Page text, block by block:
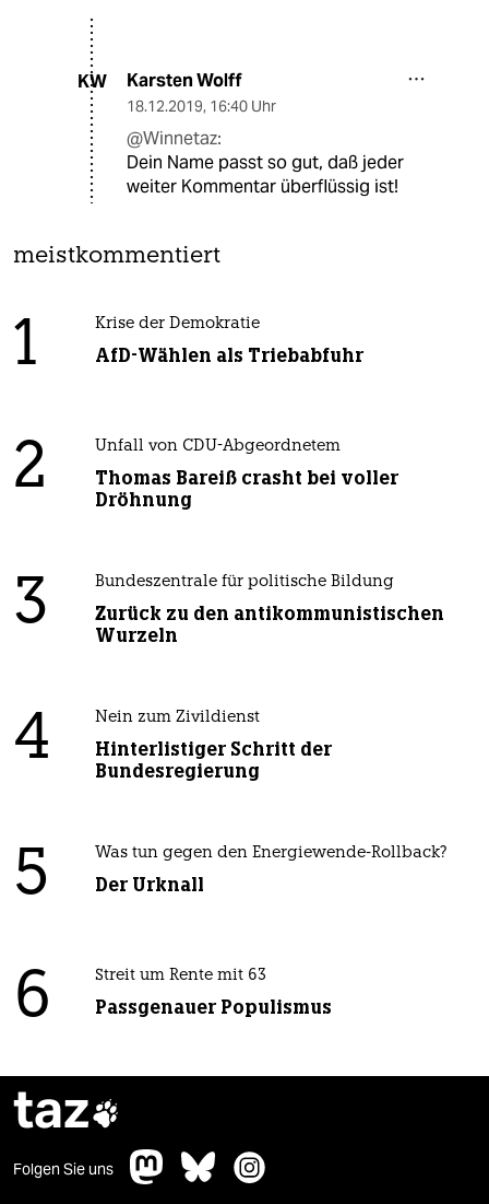
KW Karsten Wolff
18.12.2019, 16:40 Uhr
@Winnetaz:
Dein Name passt so gut, daß jeder
weiter Kommentar überflüssig ist!
meistkommentiert
1 Krise der Demokratie
AfD-Wählen als Triebabfuhr
2 Unfall von CDU-Abgeordnetem
Thomas Bareiß crasht bei voller
Dröhnung
3 Bundeszentrale für politische Bildung
Zurück zu den antikommunistischen
Wurzeln
4 Nein zum Zivildienst
Hinterlistiger Schritt der
Bundesregierung
5 Was tun gegen den Energiewende-Rollback?
Der Urknall
6 Streit um Rente mit 63
Passgenauer Populismus
taz
Folgen Sie uns